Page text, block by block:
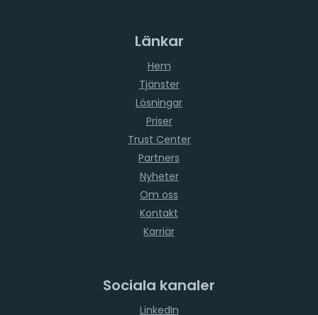
Länkar
Hem
Tjänster
Lösningar
Priser
Trust Center
Partners
Nyheter
Om oss
Kontakt
Karriär
Sociala kanaler
LinkedIn